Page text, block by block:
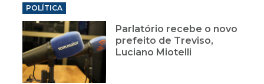
POLÍTICA
Parlatório recebe o novo
prefeito de Treviso,
Luciano Miotelli